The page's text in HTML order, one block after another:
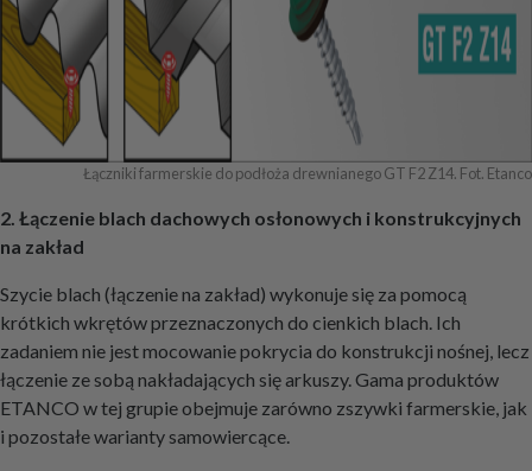
Łączniki farmerskie do podłoża drewnianego GT F2 Z14. Fot. Etanco
2. Łączenie blach dachowych osłonowych i konstrukcyjnych
na zakład
Szycie blach (łączenie na zakład) wykonuje się za pomocą
krótkich wkrętów przeznaczonych do cienkich blach. Ich
zadaniem nie jest mocowanie pokrycia do konstrukcji nośnej, lecz
łączenie ze sobą nakładających się arkuszy. Gama produktów
ETANCO w tej grupie obejmuje zarówno zszywki farmerskie, jak
i pozostałe warianty samowiercące.